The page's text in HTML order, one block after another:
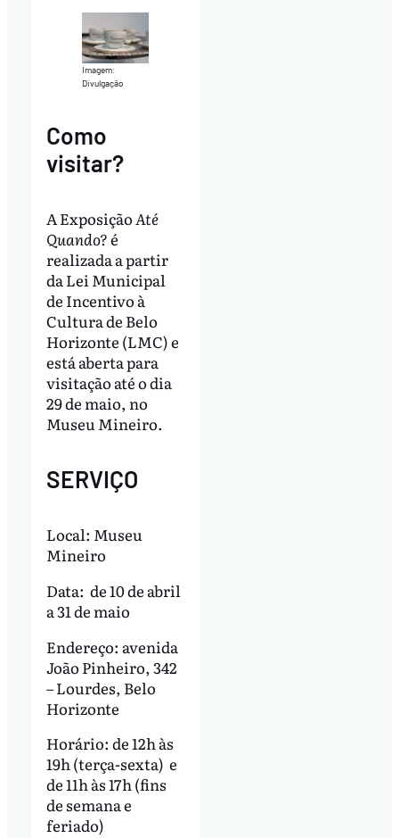
Imagem:
Divulgação
Como
visitar?
A Exposição Até
Quando?é
realizada a partir
da Lei Municipal
de Incentivo à
Cultura de Belo
Horizonte (LMC) e
está aberta para
visitação até o dia
29 de maio, no
Museu Mineiro.
SERVIÇO
Local: Museu
Mineiro
Data: de 10 de abril
a 31 de maio
Endereço: avenida
João Pinheiro, 342
– Lourdes, Belo
Horizonte
Horário: de 12h às
19h (terça-sexta) e
de 11h às 17h (fins
de semana e
feriado)